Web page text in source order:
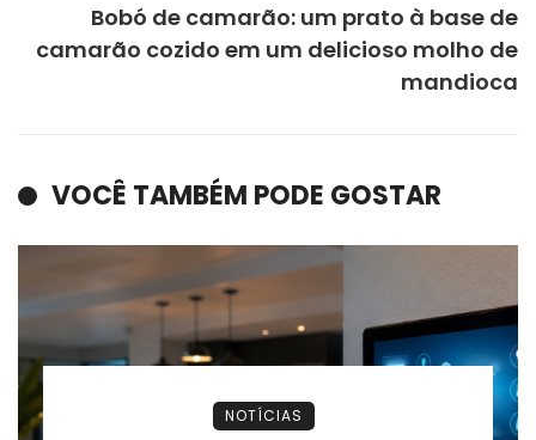
Bobó de camarão: um prato à base de
camarão cozido em um delicioso molho de
mandioca
VOCÊ TAMBÉM PODE GOSTAR
NOTÍCIAS